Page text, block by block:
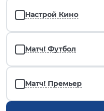
Настрой Кино
Матч! Футбол
Матч! Премьер